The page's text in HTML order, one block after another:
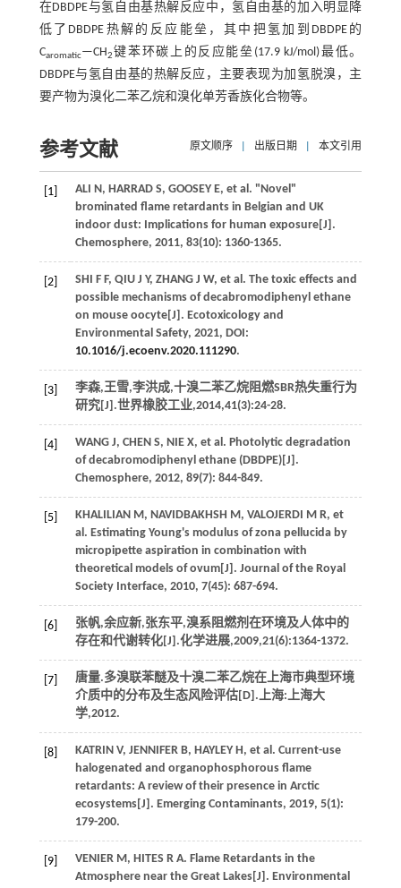
在DBDPE与氢自由基热解反应中，氢自由基的加入明显降
低了DBDPE热解的反应能垒，其中把氢加到DBDPE的
Caromatic—CH2键苯环碳上的反应能垒(17.9 kJ/mol)最低。
DBDPE与氢自由基的热解反应，主要表现为加氢脱溴，主
要产物为溴化二苯乙烷和溴化单芳香族化合物等。
参考文献 原文顺序 出版日期 本文引用
[1] ALI N, HARRAD S, GOOSEY E, et al. "Novel"
brominated flame retardants in Belgian and UK
indoor dust: Implications for human exposure[J].
Chemosphere, 2011, 83(10): 1360-1365.
[2] SHI F F, QIU J Y, ZHANG J W, et al. The toxic effects and
possible mechanisms of decabromodiphenyl ethane
on mouse oocyte[J]. Ecotoxicology and
Environmental Safety, 2021, DOI:
10.1016/j.ecoenv.2020.111290.
[3]
李森,王雪,李洪成,十溴二苯乙烷阻燃SBR热失重行为
研究[J].世界橡胶工业,2014,41(3):24-28.
[4] WANG J, CHEN S, NIE X, et al. Photolytic degradation
of decabromodiphenyl ethane (DBDPE)[J].
Chemosphere, 2012, 89(7): 844-849.
[5] KHALILIAN M, NAVIDBAKHSH M, VALOJERDI M R, et
al. Estimating Young's modulus of zona pellucida by
micropipette aspiration in combination with
theoretical models of ovum[J]. Journal of the Royal
Society Interface, 2010, 7(45): 687-694.
[6]
张帆,余应新,张东平,溴系阻燃剂在环境及人体中的
存在和代谢转化[J].化学进展,2009,21(6):1364-1372.
[7]
唐量.多溴联苯醚及十溴二苯乙烷在上海市典型环境
介质中的分布及生态风险评估[D].上海:上海大
学,2012.
[8] KATRIN V, JENNIFER B, HAYLEY H, et al. Current-use
halogenated and organophosphorous flame
retardants: A review of their presence in Arctic
ecosystems[J]. Emerging Contaminants, 2019, 5(1):
179-200.
[9] VENIER M, HITES R A. Flame Retardants in the
Atmosphere near the Great Lakes[J]. Environmental